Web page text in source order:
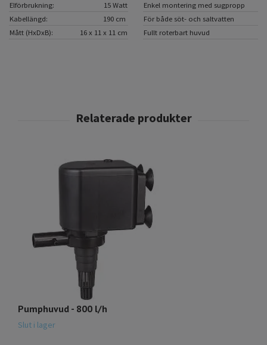
Elförbrukning:
15 Watt
Enkel montering med sugpropp
Kabellängd:
190 cm
För både söt- och saltvatten
Mått (HxDxB):
16 x 11 x 11 cm Fullt roterbart huvud
Pumphuvud - 800 l/h
Slut i lager